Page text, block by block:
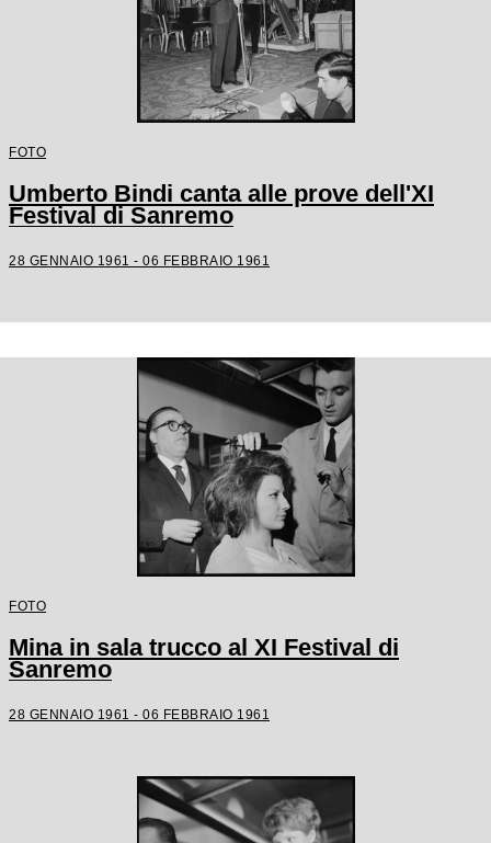
FOTO
Umberto Bindi canta alle prove dell'XI
Festival di Sanremo
28 GENNAIO 1961 - 06 FEBBRAIO 1961
FOTO
Mina in sala trucco al XI Festival di
Sanremo
28 GENNAIO 1961 - 06 FEBBRAIO 1961